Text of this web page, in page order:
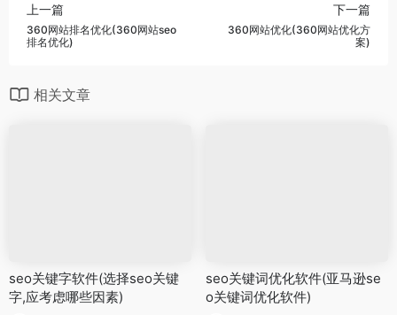
上一篇
360网站排名优化(360网站seo
排名优化)
下一篇
360网站优化(360网站优化方
案)
相关文章
seo关键字软件(选择seo关键
字,应考虑哪些因素)
seo关键词优化软件(亚马逊se
o关键词优化软件)